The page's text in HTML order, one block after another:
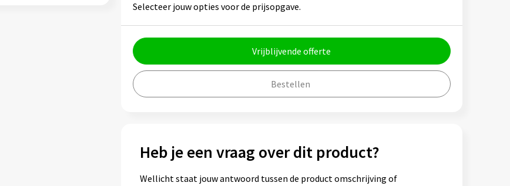
Selecteer jouw opties voor de prijsopgave.
Vrijblijvende offerte
Bestellen
Heb je een vraag over dit product?
Wellicht staat jouw antwoord tussen de product omschrijving of